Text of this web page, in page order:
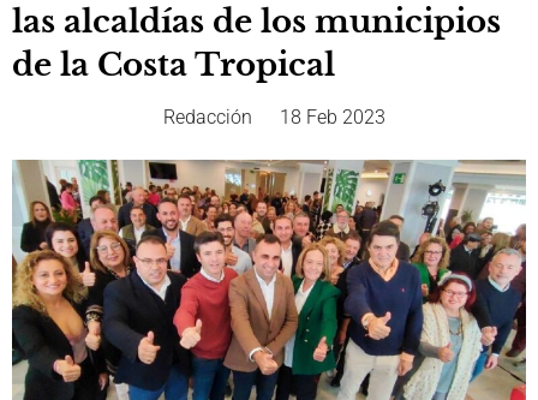
las alcaldías de los municipios
de la Costa Tropical
Redacción 18 Feb 2023